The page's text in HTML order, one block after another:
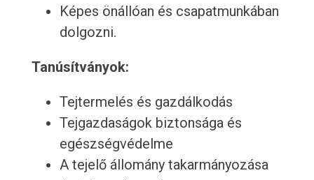
Képes önállóan és csapatmunkában
dolgozni.
Tanúsítványok:
Tejtermelés és gazdálkodás
Tejgazdaságok biztonsága és
egészségvédelme
A tejelő állomány takarmányozása